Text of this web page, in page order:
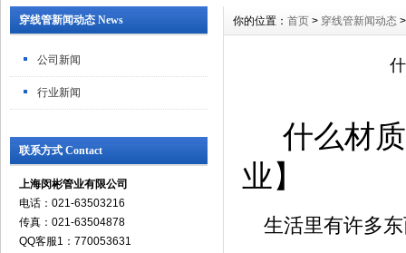
穿线管新闻动态 News
公司新闻
行业新闻
联系方式 Contact
上海闵彬管业有限公司
电话：021-63503216
传真：021-63504878
QQ客服1：770053631
你的位置： 首页 > 穿线管新闻动态
什么材
业】
生活里有许多